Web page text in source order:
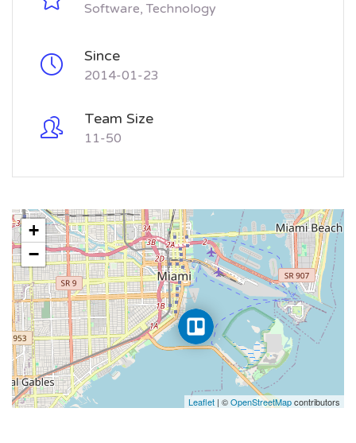
Software Technology
Since
2014-01-23
Team Size
11-50
+
−
Leaflet | ©OpenStreetMapcontributors